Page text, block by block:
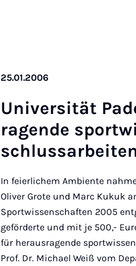
25.01.2006
Uni­versität
ra­gende
In feierlichem Ambiente
Oliver Grote und Marc Kukuk
Sportwissenschaften 2005
geförderte und mit je 500,-
für herausragende
Prof. Dr. Michael Weiß vom